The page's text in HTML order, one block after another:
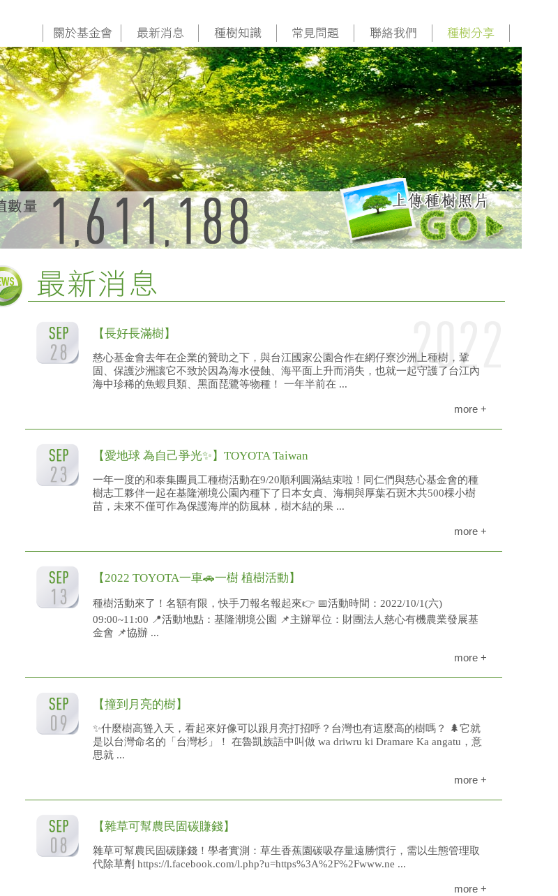
【長好長滿樹】
慈心基金會去年在企業的贊助之下，與台江國家公園合作在網仔寮沙洲上種樹，鞏
固、保護沙洲讓它不致於因為海水侵蝕、海平面上升而消失，也就一起守護了台江內
海中珍稀的魚蝦貝類、黑面琵鷺等物種！ 一年半前在 ...
more +
【愛地球 為自己爭光✨】TOYOTA Taiwan
一年一度的和泰集團員工種樹活動在9/20順利圓滿結束啦！同仁們與慈心基金會的種
樹志工夥伴一起在基隆潮境公園內種下了日本女貞、海桐與厚葉石斑木共500棵小樹
苗，未來不僅可作為保護海岸的防風林，樹木結的果 ...
more +
【2022 TOYOTA一車🚗一樹 植樹活動】
種樹活動來了！名額有限，快手刀報名報起來👉 📅活動時間：2022/10/1(六)
09:00~11:00 📍活動地點：基隆潮境公園 📌主辦單位：財團法人慈心有機農業發展基
金會 📌協辦 ...
more +
【撞到月亮的樹】
✨什麼樹高聳入天，看起來好像可以跟月亮打招呼？台灣也有這麼高的樹嗎？ 🌲它就
是以台灣命名的「台灣杉」！ 在魯凱族語中叫做 wa driwru ki Dramare Ka angatu，意
思就 ...
more +
【雜草可幫農民固碳賺錢】
雜草可幫農民固碳賺錢！學者實測：草生香蕉園碳吸存量遠勝慣行，需以生態管理取
代除草劑 https://l.facebook.com/l.php?u=https%3A%2F%2Fwww.ne ...
more +